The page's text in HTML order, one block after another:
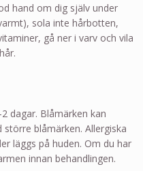
hand om dig själv under
sola inte hårbotten,
gå ner i varv och vila
dagar. Blåmärken kan
blåmärken. Allergiska
läggs på huden. Om du har
innan behandlingen.